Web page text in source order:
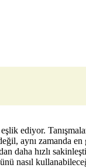
ediyor.
aynı zamanda
daha hızlı
nasıl